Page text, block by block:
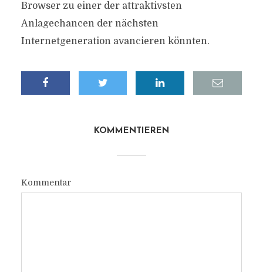
Browser zu einer der attraktivsten
Anlagechancen der nächsten
Internetgeneration avancieren könnten.
KOMMENTIEREN
Kommentar